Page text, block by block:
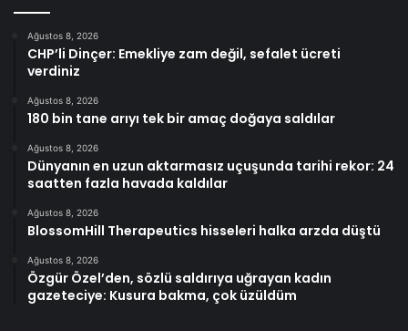
Ağustos 8, 2026
CHP’li Dinçer: Emekliye zam değil, sefalet ücreti
verdiniz
Ağustos 8, 2026
180 bin tane arıyı tek bir amaç doğaya saldılar
Ağustos 8, 2026
Dünyanın en uzun aktarmasız uçuşunda tarihi rekor: 24
saatten fazla havada kaldılar
Ağustos 8, 2026
BlossomHill Therapeutics hisseleri halka arzda düştü
Ağustos 8, 2026
Özgür Özel’den, sözlü saldırıya uğrayan kadın
gazeteciye: Kusura bakma, çok üzüldüm